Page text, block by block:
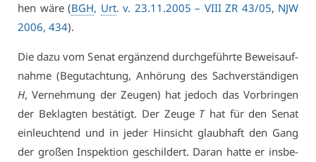
hen wä­re (BGH, Urt. v. 23.11.2005 – VI­II ZR 43/05, NJW
2006, 434).
Die da­zu vom Se­nat er­gän­zend durch­ge­führ­te Be­weis­auf­
nah­me (Be­gut­ach­tung, An­hö­rung des Sach­ver­stän­di­gen
H, Ver­neh­mung der Zeu­gen) hat je­doch das Vor­brin­gen
der Be­klag­ten be­stä­tigt. Der Zeu­ge That für den Se­nat
ein­leuch­tend und in je­der Hin­sicht glaub­haft den Gang
der gro­ßen In­spek­ti­on ge­schil­dert. Dar­an hat­te er ins­be­